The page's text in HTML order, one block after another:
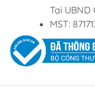
Tại UBND
MST: